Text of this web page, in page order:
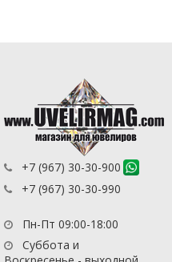
+7 (967) 30-30-900
+7 (967) 30-30-990
Пн-Пт 09:00-18:00
Суббота и